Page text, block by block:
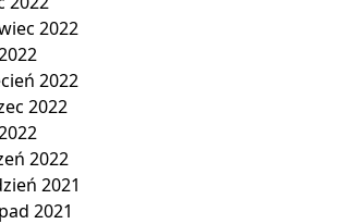
2022
2022
2022
2022
2021
2021